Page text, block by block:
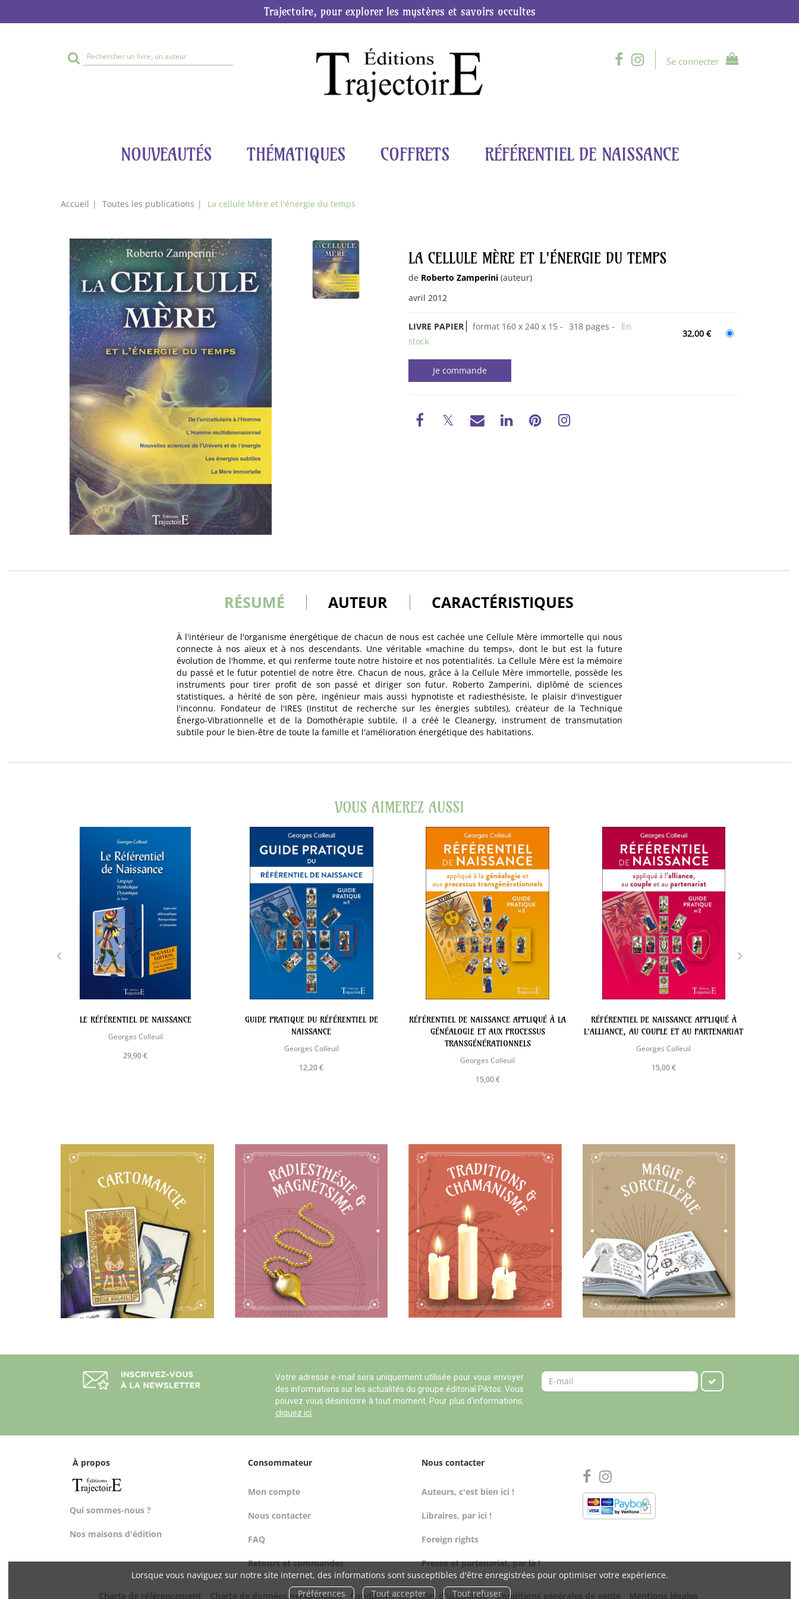
Lorsque vous naviguez sur notre site internet, des informations sont susceptibles d'être enregistrées pour optimiser votre expérience.
Préférences
Tout accepter Tout refuser
Trajectoire, pour explorer les mystères et savoirs occultes
Rechercher
sur
Se connecter
NOUVEAUTÉS THÉMATIQUES COFFRETS RÉFÉRENTIEL DE NAISSANCE
Accueil Toutes les publications La cellule Mère et l'énergie du temps
LA CELLULE MÈRE ET L'ÉNERGIE DU TEMPS
de Roberto Zamperini (auteur)
avril 2012
LIVRE PAPIER format 160 x 240 x 15 318 pages
En
stock
32,00 €
RÉSUMÉ AUTEUR CARACTÉRISTIQUES
À l'intérieur de l'organisme énergétique de chacun de nous est cachée une Cellule Mère immortelle qui nous
connecte à nos aïeux et à nos descendants. Une véritable «machine du temps», dont le but est la future
évolution de l'homme, et qui renferme toute notre histoire et nos potentialités. La Cellule Mère est la mémoire
du passé et le futur potentiel de notre être. Chacun de nous, grâce à la Cellule Mère immortelle, possède les
instruments pour tirer profit de son passé et diriger son futur. Roberto Zamperini, diplômé de sciences
statistiques, a hérité de son père, ingénieur mais aussi hypnotiste et radiesthésiste, le plaisir d'investiguer
l'inconnu. Fondateur de l'IRES (Institut de recherche sur les énergies subtiles), créateur de la Technique
Énergo-Vibrationnelle et de la Domothérapie subtile, il a créé le Cleanergy, instrument de transmutation
subtile pour le bien-être de toute la famille et l'amélioration énergétique des habitations.
VOUS AIMEREZ AUSSI
LE RÉFÉRENTIEL DE NAISSANCE
Georges Colleuil
29,90 €
GUIDE PRATIQUE DU RÉFÉRENTIEL DE
NAISSANCE
Georges Colleuil
12,20 €
RÉFÉRENTIEL DE NAISSANCE APPLIQUÉ À LA
GÉNÉALOGIE ET AUX PROCESSUS
TRANSGÉNÉRATIONNELS
Georges Colleuil
15,00 €
RÉFÉRENTIEL DE NAISSANCE APPLIQUÉ À
L'ALLIANCE, AU COUPLE ET AU PARTENARIAT
Georges Colleuil
15,00 €
Votre adresse e-mail sera uniquement utilisée pour vous envoyer
des informations sur les actualités du groupe éditorial Piktos. Vous
pouvez vous désinscrire à tout moment. Pour plus d'informations,
cliquez ici
À propos
Qui sommes-nous ?
Nos maisons d'édition
Consommateur
Mon compte
Nous contacter
FAQ
Retours et commandes
Nous contacter
Auteurs, c'est bien ici !
Libraires, par ici !
Foreign rights
Presse et partenariat, par là !
Charte de référencement Charte de données personnelles Conditions générales d'utilisation Conditions générales de vente Mentions légales